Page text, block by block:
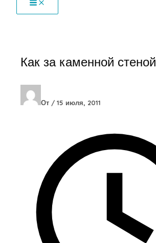
Как за каменной стеной
От / 15 июля, 2011